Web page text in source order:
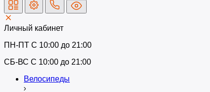
Личный кабинет
ПН-ПТ C 10:00 до 21:00
СБ-ВС С 10:00 до 21:00
Велосипеды